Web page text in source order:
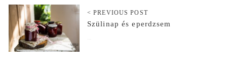
< PREVIOUS POST
Szülinap és eperdzsem